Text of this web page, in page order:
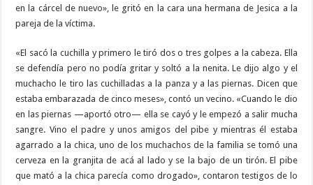
en la cárcel de nuevo», le gritó en la cara una hermana de Jesica a la
pareja de la víctima.
«El sacó la cuchilla y primero le tiró dos o tres golpes a la cabeza. Ella
se defendía pero no podía gritar y soltó a la nenita. Le dijo algo y el
muchacho le tiro las cuchilladas a la panza y a las piernas. Dicen que
estaba embarazada de cinco meses», contó un vecino. «Cuando le dio
en las piernas —aportó otro— ella se cayó y le empezó a salir mucha
sangre. Vino el padre y unos amigos del pibe y mientras él estaba
agarrado a la chica, uno de los muchachos de la familia se tomó una
cerveza en la granjita de acá al lado y se la bajo de un tirón. El pibe
que mató a la chica parecía como drogado», contaron testigos de lo